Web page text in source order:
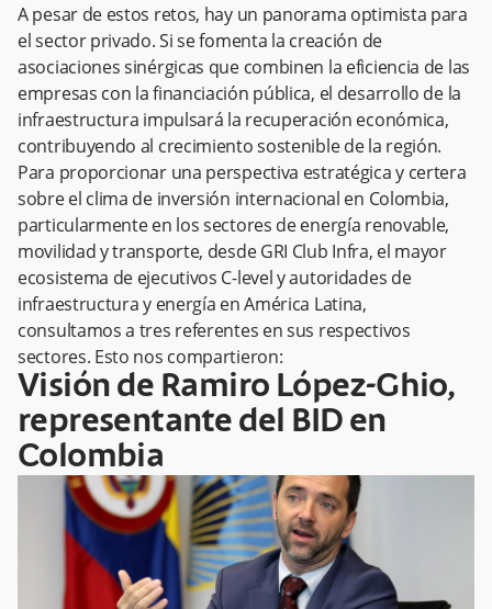
A pesar de estos retos, hay un panorama optimista para
el sector privado. Si se fomenta la creación de
asociaciones sinérgicas que combinen la eficiencia de las
empresas con la financiación pública, el desarrollo de la
infraestructura impulsará la recuperación económica,
contribuyendo al crecimiento sostenible de la región.
Para proporcionar una perspectiva estratégica y certera
sobre el clima de inversión internacional en Colombia,
particularmente en los sectores de energía renovable,
movilidad y transporte, desde GRI Club Infra, el mayor
ecosistema de ejecutivos C-level y autoridades de
infraestructura y energía en América Latina,
consultamos a tres referentes en sus respectivos
sectores. Esto nos compartieron:
Visión de Ramiro López-Ghio,
representante del BID en
Colombia